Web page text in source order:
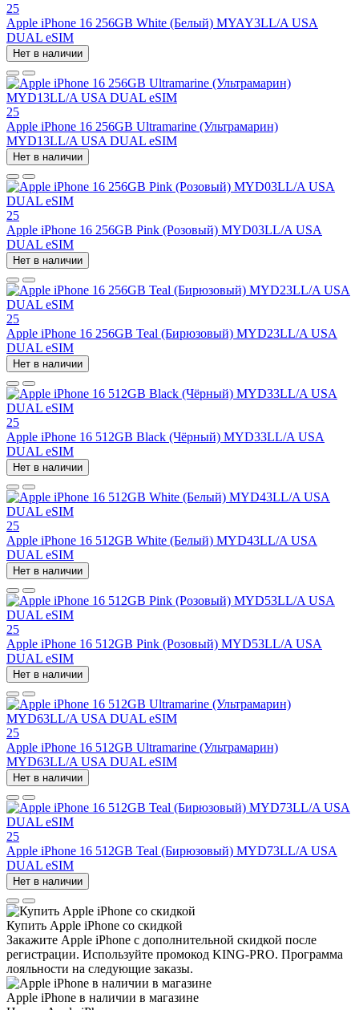
25
Apple iPhone 16 256GB White (Белый) MYAY3LL/A USA
DUAL eSIM
Нет в наличии
25
Apple iPhone 16 256GB Ultramarine (Ультрамарин)
MYD13LL/A USA DUAL eSIM
Нет в наличии
25
Apple iPhone 16 256GB Pink (Розовый) MYD03LL/A USA
DUAL eSIM
Нет в наличии
25
Apple iPhone 16 256GB Teal (Бирюзовый) MYD23LL/A USA
DUAL eSIM
Нет в наличии
25
Apple iPhone 16 512GB Black (Чёрный) MYD33LL/A USA
DUAL eSIM
Нет в наличии
25
Apple iPhone 16 512GB White (Белый) MYD43LL/A USA
DUAL eSIM
Нет в наличии
25
Apple iPhone 16 512GB Pink (Розовый) MYD53LL/A USA
DUAL eSIM
Нет в наличии
25
Apple iPhone 16 512GB Ultramarine (Ультрамарин)
MYD63LL/A USA DUAL eSIM
Нет в наличии
25
Apple iPhone 16 512GB Teal (Бирюзовый) MYD73LL/A USA
DUAL eSIM
Нет в наличии
Купить Apple iPhone со скидкой
Закажите Apple iPhone с дополнительной скидкой после
регистрации. Используйте промокод KING-PRO. Программа
лояльности на следующие заказы.
Apple iPhone в наличии в магазине